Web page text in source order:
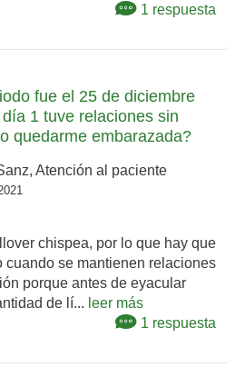
1 respuesta
fue el 25 de diciembre
1 tuve relaciones sin
quedarme embarazada?
Atención al paciente
chispea, por lo que hay que
cuando se mantienen relaciones
porque antes de eyacular
de lí... leer más
1 respuesta